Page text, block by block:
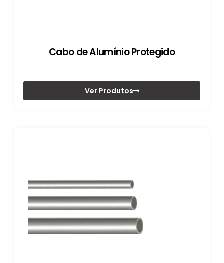
Cabo de Alumínio Protegido
Ver Produtos